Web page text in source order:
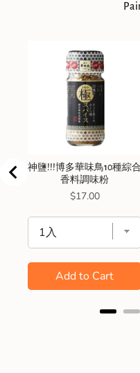
神鹽!!!博多華味鳥10種綜合
香料調味粉
Price
$17.00
Add to Cart